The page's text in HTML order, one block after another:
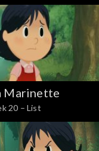
Marinette
20 – List